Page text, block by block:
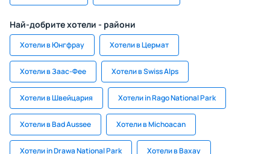
Най-добрите хотели - райони
Хотели в Юнгфрау Хотели в Цермат
Хотели в Заас-Фее Хотели в Swiss Alps
Хотели в Швейцария Хотели in Rago National Park
Хотели в Bad Aussee Хотели в Michoacan
Хотели in Drawa National Park Хотели в Вахау